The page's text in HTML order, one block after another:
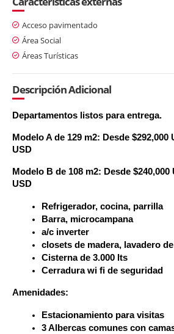
Acceso pavimentado
Área Social
Áreas Turísticas
Descripción Adicional
Departamentos listos para entrega.
Modelo A de 129 m2: Desde $292,000
USD
Modelo B de 108 m2: Desde $240,000
USD
Refrigerador, cocina, parrilla
Barra, microcampana
a/c inverter
closets de madera, lavadero
Cisterna de 3.000 lts
Cerradura wi fi de seguridad
Amenidades:
Estacionamiento para visitas
3 Albercas comunes con